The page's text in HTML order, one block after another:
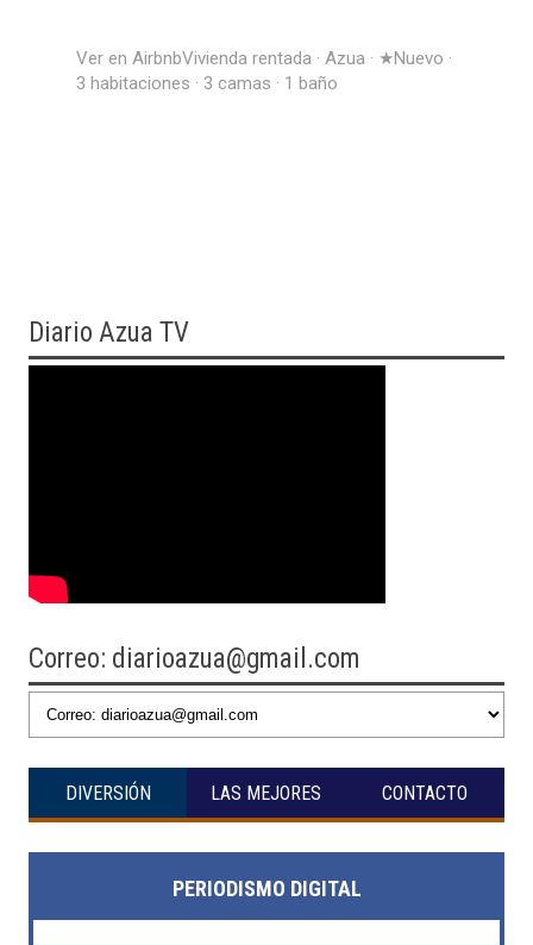
Ver en AirbnbVivienda rentada · Azua · ★Nuevo ·
3 habitaciones · 3 camas · 1 baño
Diario Azua TV
Correo: diarioazua@gmail.com
DIVERSIÓN LAS MEJORES CONTACTO
PERIODISMO DIGITAL